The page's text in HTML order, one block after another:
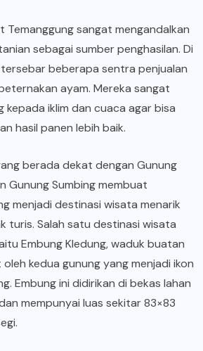
Temanggung sangat mengandalkan
sebagai sumber penghasilan. Di
beberapa sentra penjualan
ayam. Mereka sangat
kepada iklim dan cuaca agar bisa
hasil panen lebih baik.
berada dekat dengan Gunung
Gunung Sumbing membuat
menjadi destinasi wisata menarik
turis. Salah satu destinasi wisata
Embung Kledung, waduk buatan
kedua gunung yang menjadi ikon
Embung ini didirikan di bekas lahan
mempunyai luas sekitar 83×83